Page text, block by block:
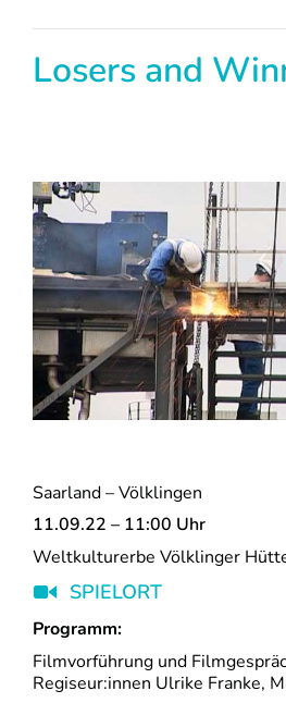
Losers and
Saarland – Völklingen
11.09.22 – 11:00 Uhr
Weltkulturerbe Völklinger
SPIELORT
Programm:
Filmvorführung und
Regiseur:innen Ulrike Franke,